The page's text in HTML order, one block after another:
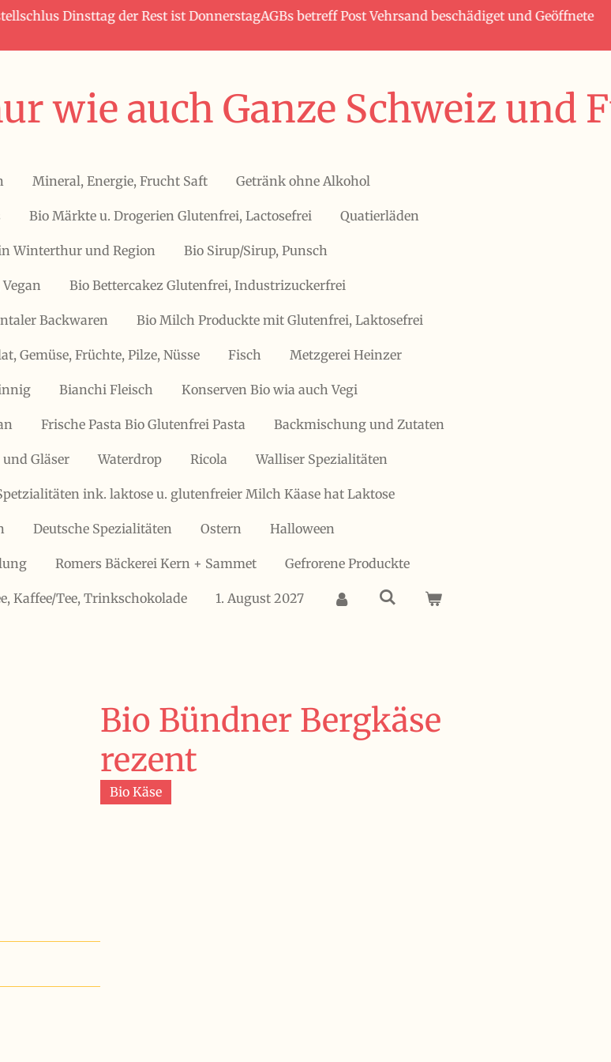
Dinsttag der Rest ist DonnerstagAGBs betreff Post Vehrsand beschädiget und Geöffnete
Ganze Schweiz
Mineral, Energie, Frucht Saft Getränk ohne Alkohol
Bio Märkte u. Drogerien Glutenfrei, Lactosefrei Quatierläden
Winterthur und Region Bio Sirup/Sirup, Punsch
Bio Bettercakez Glutenfrei, Industrizuckerfrei
Backwaren Bio Milch Produckte mit Glutenfrei, Laktosefrei
Gemüse, Früchte, Pilze, Nüsse Fisch Metzgerei Heinzer
Bianchi Fleisch Konserven Bio wia auch Vegi
Frische Pasta Bio Glutenfrei Pasta Backmischung und Zutaten
Gläser Waterdrop Ricola Walliser Spezialitäten
ink. laktose u. glutenfreier Milch Käase hat Laktose
Deutsche Spezialitäten Ostern Halloween
Romers Bäckerei Kern + Sammet Gefrorene Produckte
Kaffee/Tee, Trinkschokolade 1. August 2027
Bio Bündner Bergkäse
rezent
Bio Käse